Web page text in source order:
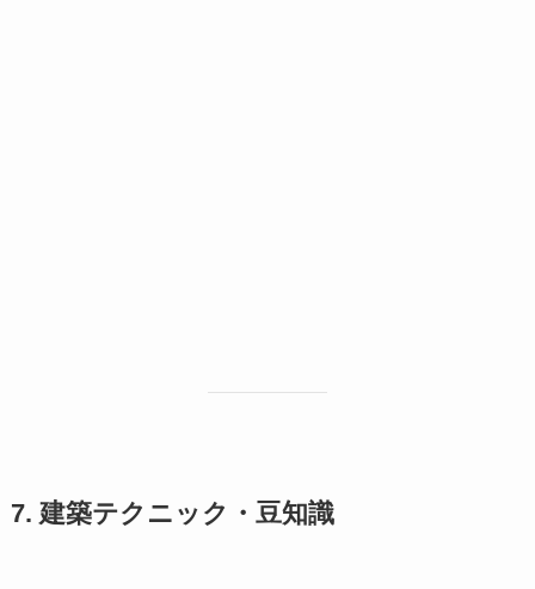
7. 建築テクニック・豆知識